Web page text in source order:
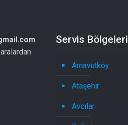
Servis Bölgeleri
Arnavutköy
Ataşehir
Avcılar